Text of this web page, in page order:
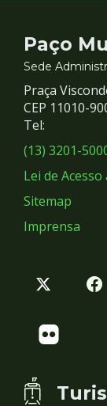
e
Paço
Sede
Praça
CEP 11010-
Tel:
(13) 3201-
Lei de
Sitemap
Imprensa